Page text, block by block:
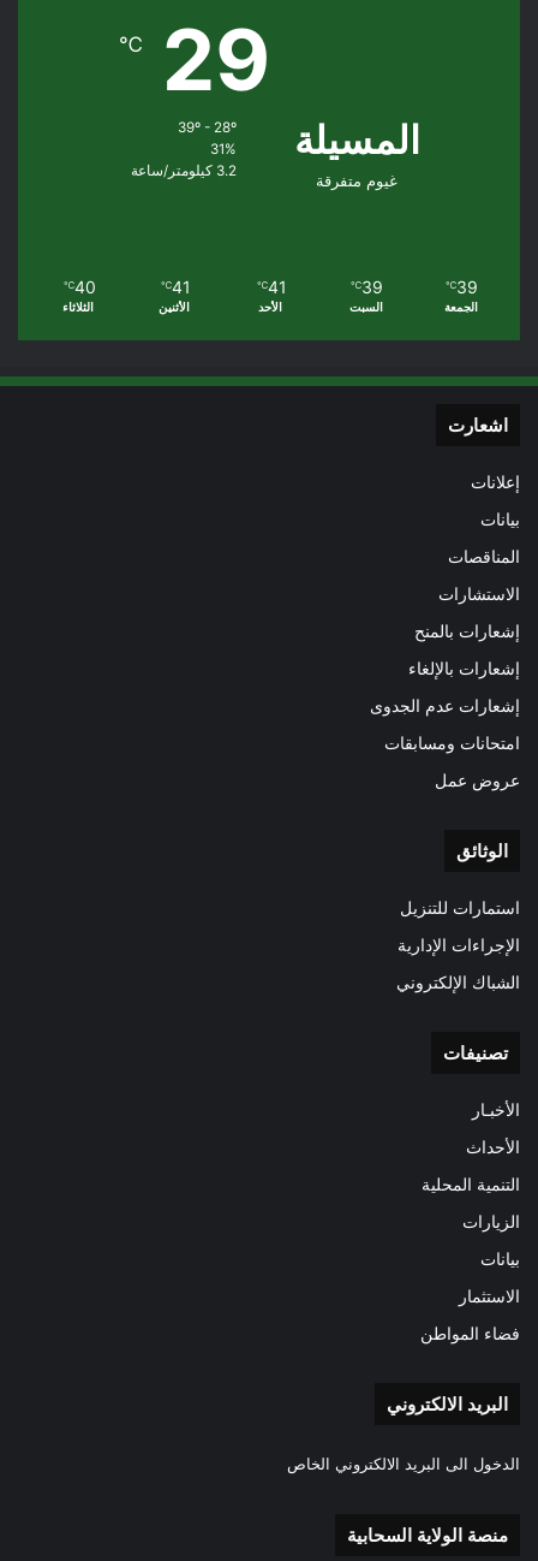
المسيلة
غيوم متفرقة
29
℃
39º - 28º
31%
3.2 كيلومتر/ساعة
39
℃
الجمعة
39
℃
السبت
41
℃
الأحد
41
℃
الأثنين
40
℃
الثلاثاء
اشعارت
إعلانات
بيانات
المناقصات
الاستشارات
إشعارات بالمنح
إشعارات بالإلغاء
إشعارات عدم الجدوى
امتحانات ومسابقات
عروض عمل
الوثائق
استمارات للتنزيل
الإجراءات الإدارية
الشباك الإلكتروني
تصنيفات
الأخبـار
الأحداث
التنمية المحلية
الزيارات
بيانات
الاستثمار
فضاء المواطن
البريد الالكتروني
الدخول الى البريد الالكتروني الخاص
منصة الولاية السحابية